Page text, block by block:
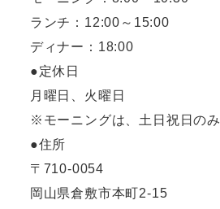
ランチ：12:00～15:00
ディナー：18:00
●定休日
月曜日、火曜日
※モーニングは、土日祝日のみ
●住所
〒710-0054
岡山県倉敷市本町2-15